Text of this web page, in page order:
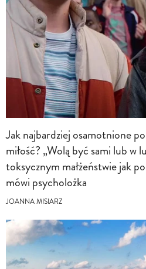
Jak najbardziej osamotnione
miłość? „Wolą być sami lub w
toksycznym małżeństwie jak
mówi psycholożka
JOANNA MISIARZ